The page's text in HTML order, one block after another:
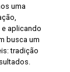
uma
aplicando
busca um
tradição